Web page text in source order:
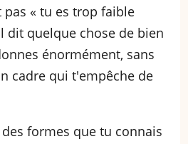
pas « tu es trop faible
dit quelque chose de bien
énormément, sans
cadre qui t'empêche de
formes que tu connais